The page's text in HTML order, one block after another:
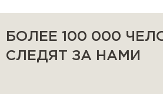
БОЛЕЕ 100 000
СЛЕДЯТ ЗА НАМИ